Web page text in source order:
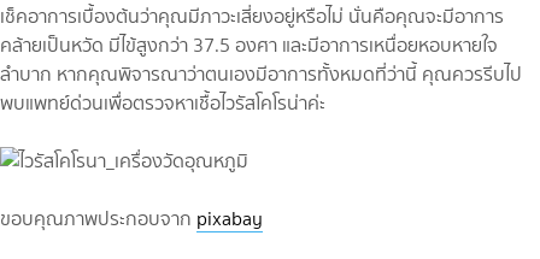
เช็คอาการเบื้องต้นว่าคุณมีภาวะเสี่ยงอยู่หรือไม่ นั่นคือคุณจะมีอาการ
คล้ายเป็นหวัด มีไข้สูงกว่า 37.5 องศา และมีอาการเหนื่อยหอบหายใจ
ลำบาก หากคุณพิจารณาว่าตนเองมีอาการทั้งหมดที่ว่านี้ คุณควรรีบไป
พบแพทย์ด่วนเพื่อตรวจหาเชื้อไวรัสโคโรน่าค่ะ
ขอบคุณภาพประกอบจาก pixabay